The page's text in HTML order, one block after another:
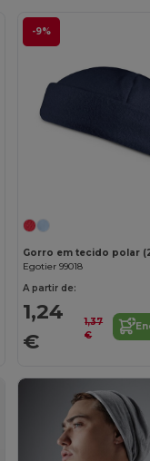
-9%
Gorro em tecido polar
Egotier 99018
A partir de:
1,24
€
1,37
€